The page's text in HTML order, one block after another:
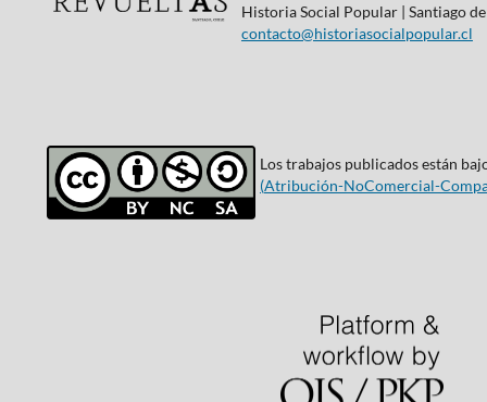
Historia Social Popular | Santiago
contacto@historiasocialpopular.cl
Los trabajos publicados están
(Atribución-NoComercial-